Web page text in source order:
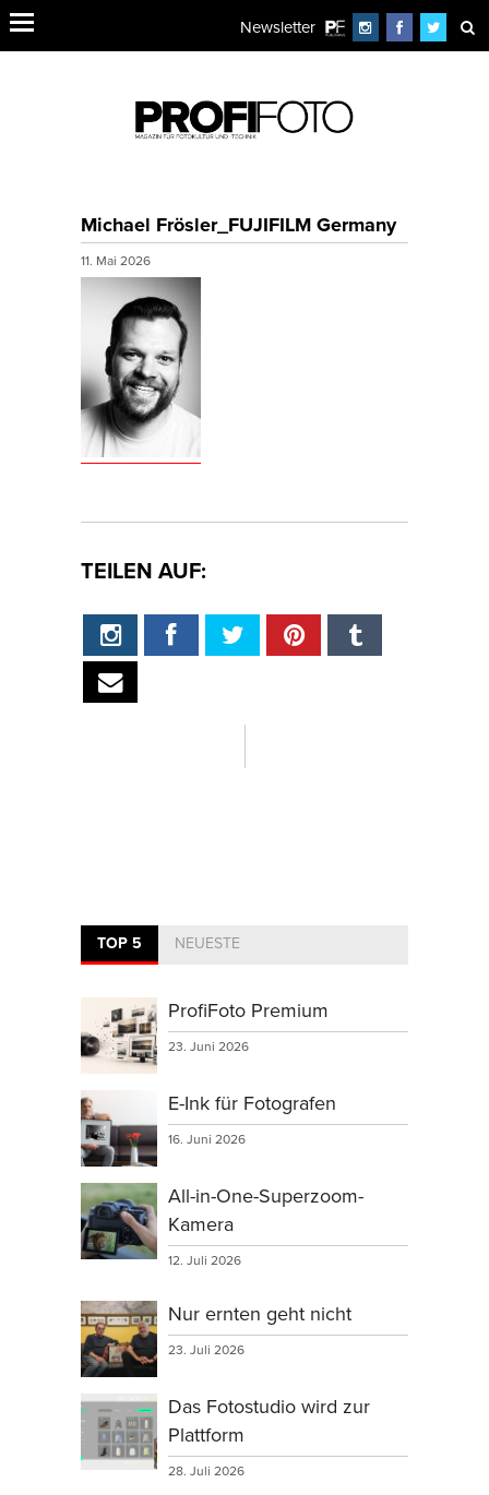
Newsletter
Michael Frösler_FUJIFILM Germany
11. Mai 2026
TEILEN AUF:
TOP 5 NEUESTE
ProfiFoto Premium
23. Juni 2026
E-Ink für Fotografen
16. Juni 2026
All-in-One-Superzoom-
Kamera
12. Juli 2026
Nur ernten geht nicht
23. Juli 2026
Das Fotostudio wird zur
Plattform
28. Juli 2026